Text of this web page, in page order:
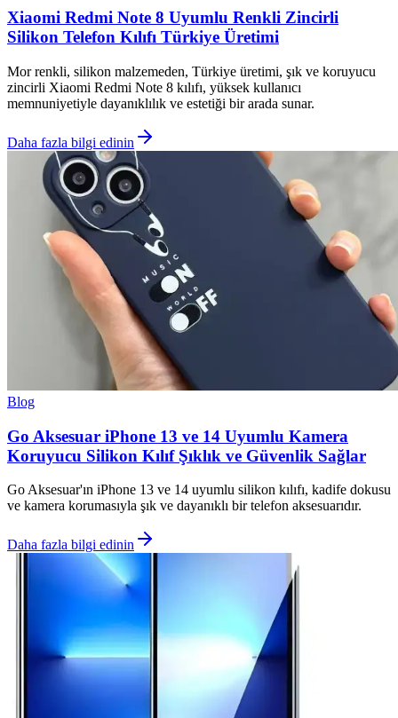
Xiaomi Redmi Note 8 Uyumlu Renkli Zincirli
Silikon Telefon Kılıfı Türkiye Üretimi
Mor renkli, silikon malzemeden, Türkiye üretimi, şık ve koruyucu
zincirli Xiaomi Redmi Note 8 kılıfı, yüksek kullanıcı
memnuniyetiyle dayanıklılık ve estetiği bir arada sunar.
Daha fazla bilgi edinin
Blog
Go Aksesuar iPhone 13 ve 14 Uyumlu Kamera
Koruyucu Silikon Kılıf Şıklık ve Güvenlik Sağlar
Go Aksesuar'ın iPhone 13 ve 14 uyumlu silikon kılıfı, kadife dokusu
ve kamera korumasıyla şık ve dayanıklı bir telefon aksesuarıdır.
Daha fazla bilgi edinin